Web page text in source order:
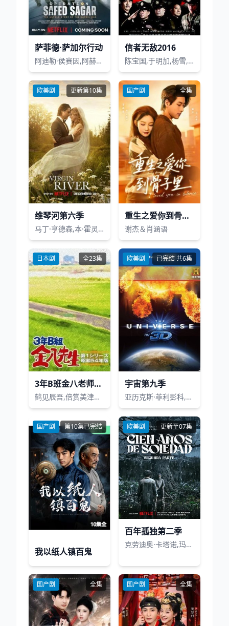
萨菲德·萨加尔行动
阿迪勒·侯赛因,阿赫梅德·坎,悉塔尔特,吉米·舍尔吉勒,维奈·帕塔克,Ashok·Mehta,马努·里希·查达,马克·班宁顿,莫汉·卡普尔,R·巴克提·克莱因,丹尼斯·侯赛因,普拉加克塔·科利,Edward·Sonnenblick,Dia·Mirza,阿比·维尔马,米希尔·阿胡贾,Masoom·Mumtaz·Khan,Taaruk·Raina,阿姆丽塔·巴格琪,Arnav·Bhasin,Anupam·K.·Sinha,Raj·Vasudeva
信者无敌2016
陈宝国,于明加,杨雪,颜世魁,毕彦君
欧美剧 更新第10集
维琴河第六季
马丁·亨德森,本·霍灵斯沃斯,马克·加尼梅,齐比·艾伦,约翰·艾伦·尼尔森,埃利斯·盖坦,Trevor Lerner,凯·布拉德伯里,梅根·K·利斯
国产剧 全集
重生之爱你到骨子里
谢杰＆肖涵语
日本剧 全23集
3年B班金八老师第1季
鹤见辰吾,倍赏美津子,武田铁矢,三原顺子,藤田瞳子
欧美剧 已完结 共6集
宇宙第九季
亚历克斯·菲利彭科,帕梅拉·盖伊,凯文·R·格雷泽
国产剧 第10集已完结
我以纸人镇百鬼
欧美剧 更新至07集
百年孤独第二季
克劳迪奥·卡塔诺,玛莉达·索托,罗兰·索菲亚,阿基玛,维尼亚·马查多,赫苏斯-雷耶斯,戴里斯·范·格里肯,Rubén Alberto Prado Restrepo,Rashed Estefenn,安立奎·波维达,路易斯·费尔南多·吉尔,安吉拉·杜阿尔特,Cecilia Ramírez,Leonardo Aldana De Hoyos,Johanna Angulo
国产剧 全集 国产剧 全集